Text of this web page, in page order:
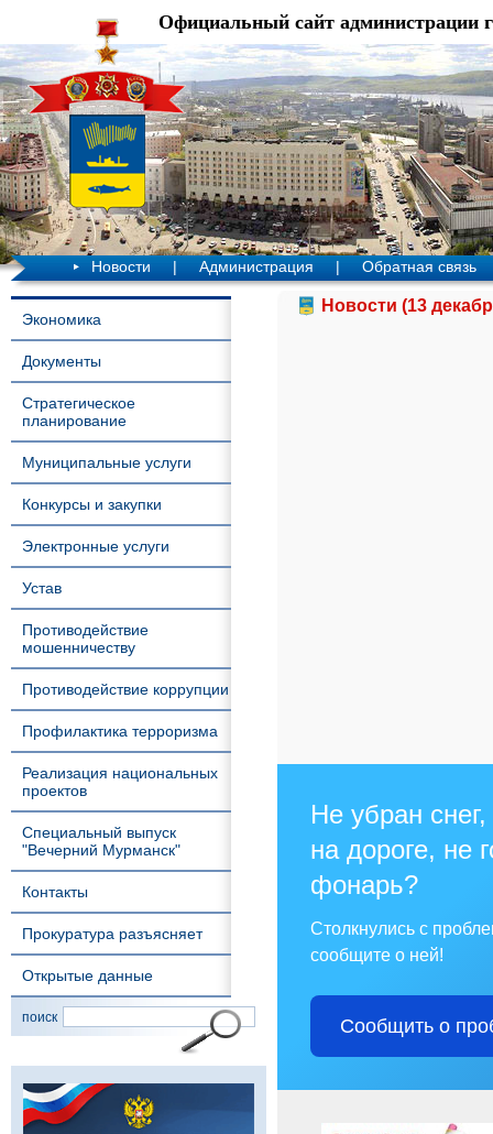
Официальный сайт администрации
Новости | Администрация | Обратная связь
Экономика
Документы
Стратегическое
планирование
Муниципальные услуги
Конкурсы и закупки
Электронные услуги
Устав
Противодействие
мошенничеству
Противодействие коррупции
Профилактика терроризма
Реализация национальных
проектов
Специальный выпуск
"Вечерний Мурманск"
Контакты
Прокуратура разъясняет
Открытые данные
поиск
Новости (13
Не убран
на дороге, не
фонарь?
Столкнулись с
сообщите о ней!
Сообщить о